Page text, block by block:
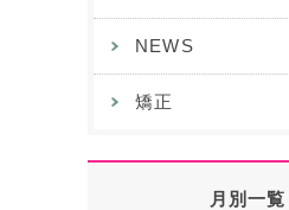
NEWS
矯正
月別一覧